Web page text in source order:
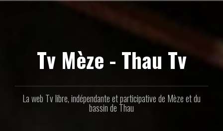
Tv Mèze - Thau Tv
La web Tv libre, indépendante et participative de Mèze et du
bassin de Thau